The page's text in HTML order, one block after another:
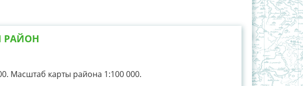
РАЙОН
Масштаб карты района 1:100 000.